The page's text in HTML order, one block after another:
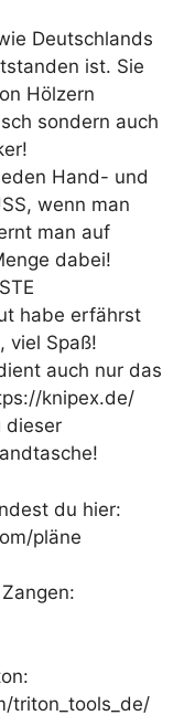
Deutschlands
ist. Sie
Hölzern
sondern auch
Hand- und
wenn man
man auf
dabei!
habe erfährst
viel Spaß!
auch nur das
knipex.de/
dieser
du hier:
pläne
triton_tools_de/